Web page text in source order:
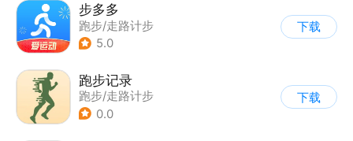
步多多
跑步/走路计步
5.0
下载
跑步记录
跑步/走路计步
0.0
下载